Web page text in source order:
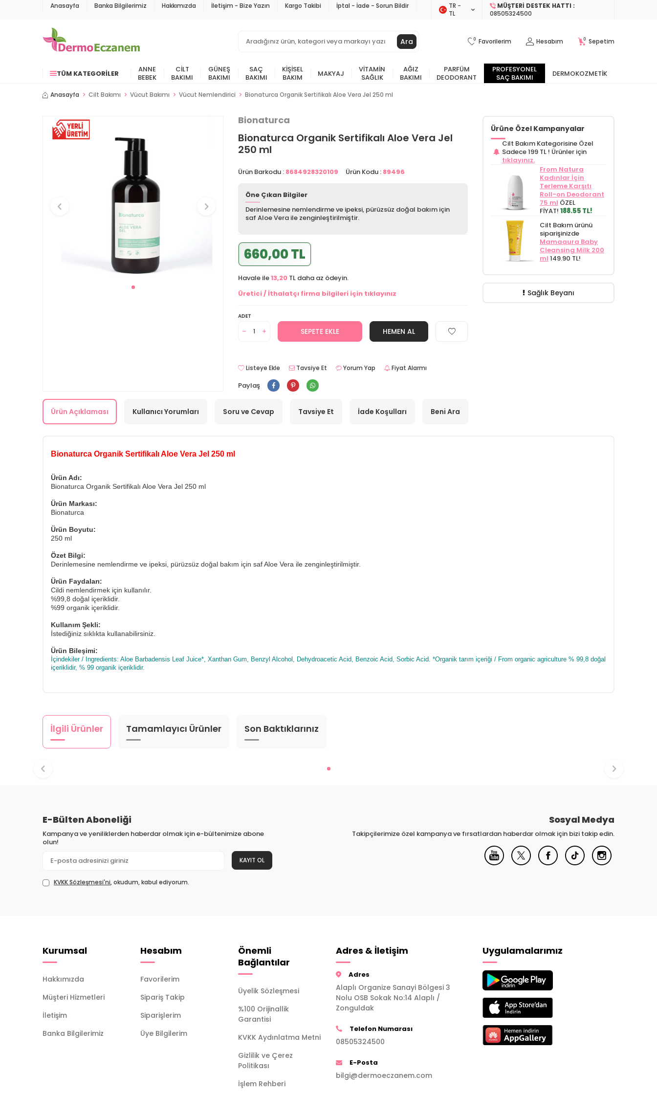
Anasayfa Banka Bilgilerimiz Hakkımızda İletişim - Bize Yazın Kargo Takibi İptal - İade - Sorun Bildir
TR −
TL
MÜŞTERI DESTEK HATTI :
08505324500
Ara 0 Favorilerim Hesabım 0 Sepetim
TÜM KATEGORILER
ANNE
BEBEK
CILT
BAKIMI
GÜNEŞ
BAKIMI
SAÇ
BAKIMI
KIŞISEL
BAKIM
MAKYAJ
VITAMIN
SAĞLIK
AĞIZ
BAKIMI
PARFÜM
DEODORANT
PROFESYONEL
SAÇ BAKIMI
DERMOKOZMETIK
Anasayfa Cilt Bakımı Vücut Bakımı Vücut Nemlendirici Bionaturca Organik Sertifikalı Aloe Vera Jel 250 ml
Bionaturca
Bionaturca Organik Sertifikalı Aloe Vera Jel
250 ml
Ürün Barkodu : 8684928320109 Ürün Kodu : 89496
Öne Çıkan Bilgiler
Derinlemesine nemlendirme ve ipeksi, pürüzsüz doğal bakım için
saf Aloe Vera ile zenginleştirilmiştir.
660,00 TL
Havale ile13,20 TL daha az ödeyin.
Üretici / İthalatçı firma bilgileri için tıklayınız
ADET
SEPETE EKLE HEMEN AL
Listeye Ekle Tavsiye Et Yorum Yap Fiyat Alarmı
Paylaş
Ürüne Özel Kampanyalar
Cilt Bakım Kategorisine Özel
Sadece 199 TL ! Ürünler için
tıklayınız.
From Natura
Kadınlar İçin
Terleme Karşıtı
Roll-on Deodorant
75 ml ÖZEL
FİYAT! 188.55 TL!
Cilt Bakım ürünü
siparişinizde
Mamaaura Baby
Cleansing Milk 200
ml 149.90 TL!
Sağlık Beyanı
Ürün Açıklaması Kullanıcı Yorumları Soru ve Cevap Tavsiye Et İade Koşulları Beni Ara
Bionaturca Organik Sertifikalı Aloe Vera Jel 250 ml
Ürün Adı:
Bionaturca Organik Sertifikalı Aloe Vera Jel 250 ml
Ürün Markası:
Bionaturca
Ürün Boyutu:
250 ml
Özet Bilgi:
Derinlemesine nemlendirme ve ipeksi, pürüzsüz doğal bakım için saf Aloe Vera ile zenginleştirilmiştir.
Ürün Faydaları:
Cildi nemlendirmek için kullanılır.
%99,8 doğal içeriklidir.
%99 organik içeriklidir.
Kullanım Şekli:
İstediğiniz sıklıkta kullanabilirsiniz.
Ürün Bileşimi:
İçindekiler / Ingredients: Aloe Barbadensis Leaf Juice*, Xanthan Gum, Benzyl Alcohol, Dehydroacetic Acid, Benzoic Acid, Sorbic Acid. *Organik tarım içeriği / From organic agriculture % 99,8 doğal
içeriklidir, % 99 organik içeriklidir.
İlgili Ürünler Tamamlayıcı Ürünler Son Baktıklarınız
E-Bülten Aboneliği
Kampanya ve yeniliklerden haberdar olmak için e-bültenimize abone
olun!
KAYIT OL
KVKK Sözleşmesi'ni, okudum, kabul ediyorum.
Sosyal Medya
Takipçilerimize özel kampanya ve fırsatlardan haberdar olmak için bizi takip edin.
Kurumsal
Hakkımızda
Müşteri Hizmetleri
İletişim
Banka Bilgilerimiz
Hesabım
Favorilerim
Sipariş Takip
Siparişlerim
Üye Bilgilerim
Önemli
Bağlantılar
Üyelik Sözleşmesi
%100 Orijinallik
Garantisi
KVKK Aydınlatma Metni
Gizlilik ve Çerez
Politikası
İşlem Rehberi
Adres & İletişim
Adres
Alaplı Organize Sanayi Bölgesi 3
Nolu OSB Sokak No:14 Alaplı /
Zonguldak
Telefon Numarası
08505324500
E-Posta
bilgi@dermoeczanem.com
Uygulamalarımız